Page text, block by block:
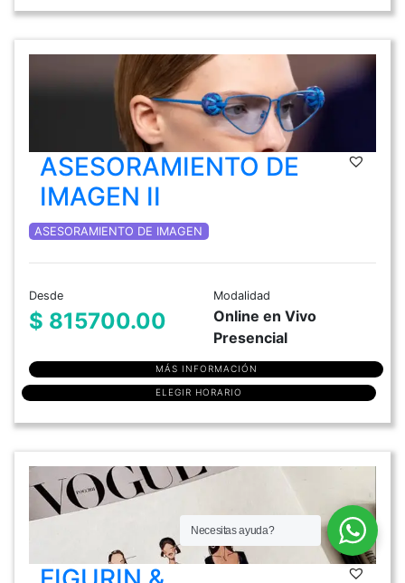
ASESORAMIENTO DE
IMAGEN II
ASESORAMIENTO DE IMAGEN
Desde
$ 815700.00
Modalidad
Online en Vivo
Presencial
MÁS INFORMACIÓN
ELEGIR HORARIO
Necesitas ayuda?